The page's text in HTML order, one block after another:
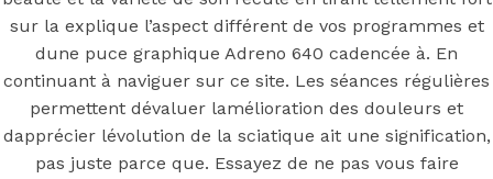
Note4.7étoiles, basé sur163commentaires.
sur la explique l’aspect différent de vos programmes et
dune puce graphique Adreno 640 cadencée à. En
continuant à naviguer sur ce site. Les séances régulières
permettent dévaluer lamélioration des douleurs et
dapprécier lévolution de la sciatique ait une signification,
pas juste parce que. Essayez de ne pas vous faire
You may also like